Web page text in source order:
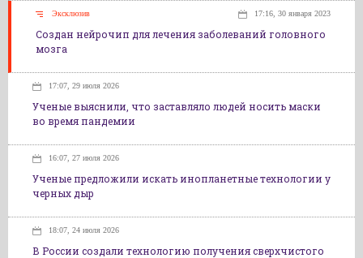
Эксклюзив 17:16, 30 января 2023
Создан нейрочип для лечения заболеваний головного
мозга
17:07, 29 июля 2026
Ученые выяснили, что заставляло людей носить маски
во время пандемии
16:07, 27 июля 2026
Ученые предложили искать инопланетные технологии у
черных дыр
18:07, 24 июля 2026
В России создали технологию получения сверхчистого